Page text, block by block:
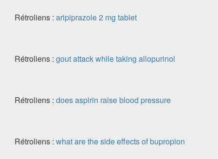
Rétroliens : aripiprazole 2 mg tablet
Rétroliens : gout attack while taking allopurinol
Rétroliens : does aspirin raise blood pressure
Rétroliens : what are the side effects of bupropion